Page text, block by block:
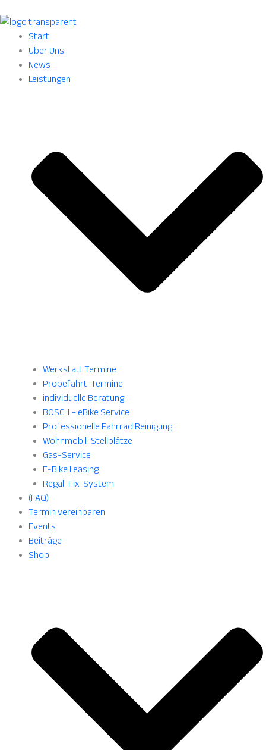
Start
Über Uns
News
Leistungen
Werkstatt Termine
Probefahrt-Termine
individuelle Beratung
BOSCH – eBike Service
Professionelle Fahrrad Reinigung
Wohnmobil-Stellplätze
Gas-Service
E-Bike Leasing
Regal-Fix-System
(FAQ)
Termin vereinbaren
Events
Beiträge
Shop